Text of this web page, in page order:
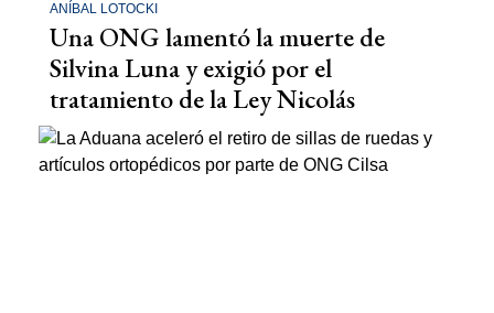
ANÍBAL LOTOCKI
Una ONG lamentó la muerte de
Silvina Luna y exigió por el
tratamiento de la Ley Nicolás